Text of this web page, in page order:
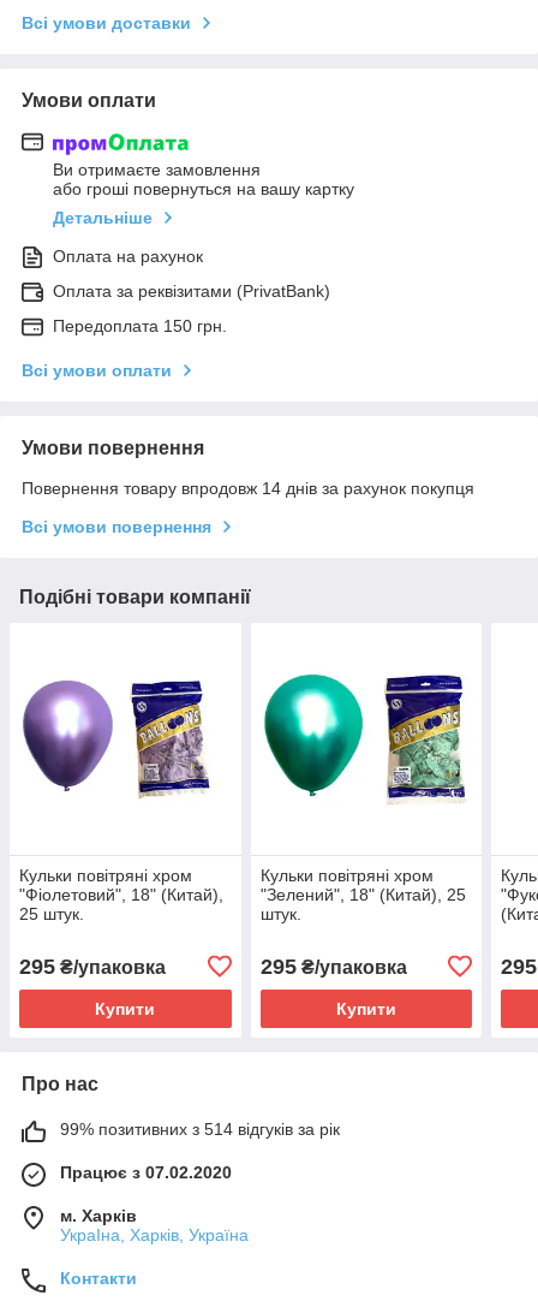
Всі умови доставки
Умови оплати
Ви отримаєте замовлення
або гроші повернуться на вашу картку
Детальніше
Оплата на рахунок
Оплата за реквізитами (PrivatBank)
Передоплата 150 грн.
Всі умови оплати
Умови повернення
Повернення товару впродовж 14 днів за рахунок покупця
Всі умови повернення
Подібні товари компанії
Кульки повітряні хром
"Фіолетовий", 18" (Китай),
25 штук.
295 ₴/упаковка
Купити
Кульки повітряні хром
"Зелений", 18" (Китай), 25
штук.
295₴/упаковка
Купити
295
Про нас
99% позитивних з 514 відгуків за рік
Працює з 07.02.2020
м. Харків
УкраІна, Харків, Україна
Контакти